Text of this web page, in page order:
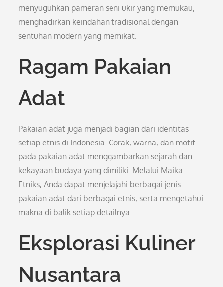
menyuguhkan pameran seni ukir yang memukau,
menghadirkan keindahan tradisional dengan
sentuhan modern yang memikat.
Ragam Pakaian
Adat
Pakaian adat juga menjadi bagian dari identitas
setiap etnis di Indonesia. Corak, warna, dan motif
pada pakaian adat menggambarkan sejarah dan
kekayaan budaya yang dimiliki. Melalui Maika-
Etniks, Anda dapat menjelajahi berbagai jenis
pakaian adat dari berbagai etnis, serta mengetahui
makna di balik setiap detailnya.
Eksplorasi Kuliner
Nusantara